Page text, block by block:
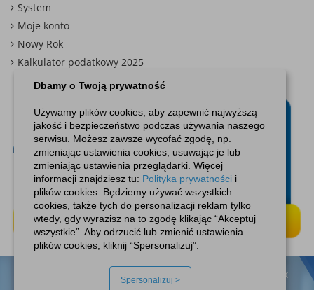
×
System
Moje konto
Nowy Rok
Kalkulator podatkowy 2025
Dbamy o Twoją prywatność
Używamy plików cookies, aby zapewnić najwyższą
jakość i bezpieczeństwo podczas używania naszego
serwisu. Możesz zawsze wycofać zgodę, np.
zmieniając ustawienia cookies, usuwając je lub
zmieniając ustawienia przeglądarki. Więcej
informacji znajdziesz tu: Polityka prywatności i
plików cookies. Będziemy używać wszystkich
cookies, także tych do personalizacji reklam tylko
wtedy, gdy wyrazisz na to zgodę klikając “Akceptuj
wszystkie”. Aby odrzucić lub zmienić ustawienia
plików cookies, kliknij “Spersonalizuj”.
Spersonalizuj >